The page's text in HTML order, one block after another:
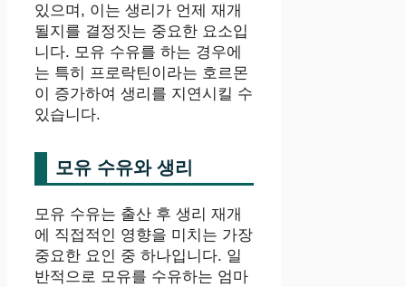
있으며, 이는 생리가 언제 재개
될지를 결정짓는 중요한 요소입
니다. 모유 수유를 하는 경우에
는 특히 프로락틴이라는 호르몬
이 증가하여 생리를 지연시킬 수
있습니다.
모유 수유와 생리
모유 수유는 출산 후 생리 재개
에 직접적인 영향을 미치는 가장
중요한 요인 중 하나입니다. 일
반적으로 모유를 수유하는 엄마